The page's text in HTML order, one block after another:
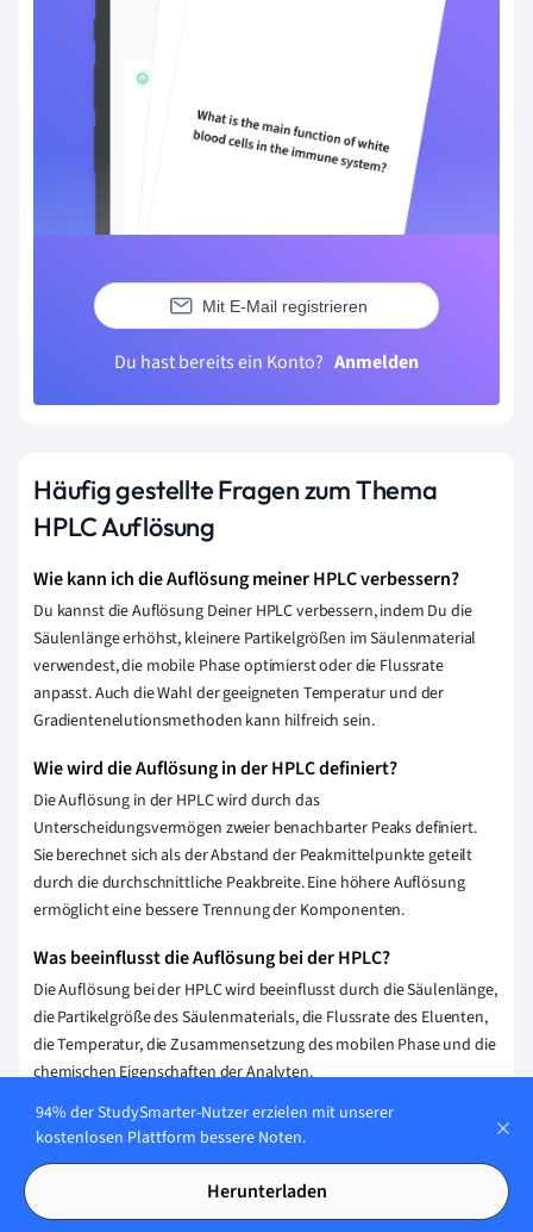
Mit E-Mail registrieren
Du hast bereits ein Konto? Anmelden
Häufig gestellte Fragen zum Thema
HPLC Auflösung
Wie kann ich die Auflösung meiner HPLC verbessern?
Du kannst die Auflösung Deiner HPLC verbessern, indem Du die
Säulenlänge erhöhst, kleinere Partikelgrößen im Säulenmaterial
verwendest, die mobile Phase optimierst oder die Flussrate
anpasst. Auch die Wahl der geeigneten Temperatur und der
Gradientenelutionsmethoden kann hilfreich sein.
Wie wird die Auflösung in der HPLC definiert?
Die Auflösung in der HPLC wird durch das
Unterscheidungsvermögen zweier benachbarter Peaks definiert.
Sie berechnet sich als der Abstand der Peakmittelpunkte geteilt
durch die durchschnittliche Peakbreite. Eine höhere Auflösung
ermöglicht eine bessere Trennung der Komponenten.
Was beeinflusst die Auflösung bei der HPLC?
Die Auflösung bei der HPLC wird beeinflusst durch die Säulenlänge,
die Partikelgröße des Säulenmaterials, die Flussrate des Eluenten,
die Temperatur, die Zusammensetzung des mobilen Phase und die
chemischen Eigenschaften der Analyten.
Wie berechne ich die Auflösung in der HPLC?
2 * (tR2 - tR1) / (w1 + w2), wobei tR die Retentionszeit der Peaks und
w die Basisbreite der Peaks ist. Sichtbare Trennung erreichst Du bei
94% der StudySmarter-Nutzer erzielen mit unserer
kostenlosen Plattform bessere Noten.
Herunterladen